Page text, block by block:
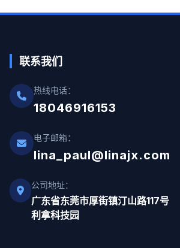
联系我们
热线电话：
18046916153
电子邮箱：
lina_paul@linajx.com
公司地址：
广东省东莞市厚街镇汀山路117号
利拿科技园